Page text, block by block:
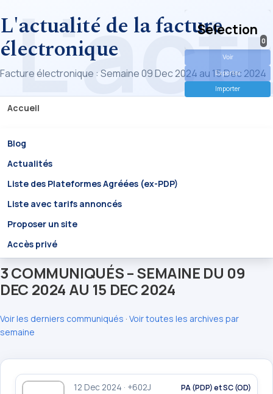
L'actualité de la facture
électronique
Facture électronique : Semaine 09 Dec 2024 au 15 Dec 2024
Accueil
Blog
Actualités
Liste des Plateformes Agréées (ex-PDP)
Liste avec tarifs annoncés
Proposer un site
Accès privé
Selection
0
Voir
Exporter
Importer
3 COMMUNIQUÉS – SEMAINE DU 09
DEC 2024 AU 15 DEC 2024
Voir les derniers communiqués · Voir toutes les archives par
semaine
12 Dec 2024 · +602J PA (PDP) et SC (OD)